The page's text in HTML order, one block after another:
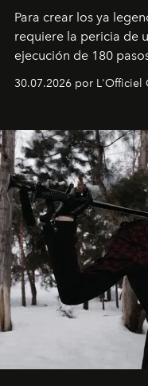
Para crear los ya
requiere la pericia de
ejecución de 180
semanas. Los
que se enseña
30.07.2026 por L'Officiel